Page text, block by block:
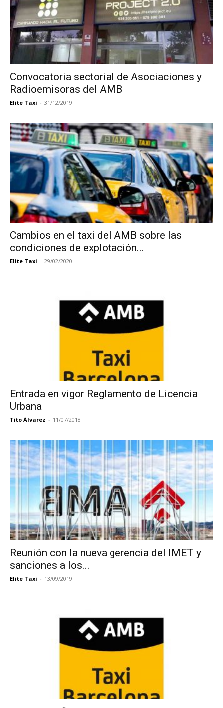
Convocatoria sectorial de Asociaciones y
Radioemisoras del AMB
Elite Taxi - 31/12/2019
Cambios en el taxi del AMB sobre las
condiciones de explotación...
Elite Taxi - 29/02/2020
Entrada en vigor Reglamento de Licencia
Urbana
Tito Álvarez - 11/07/2018
Reunión con la nueva gerencia del IMET y
sanciones a los...
Elite Taxi - 13/09/2019